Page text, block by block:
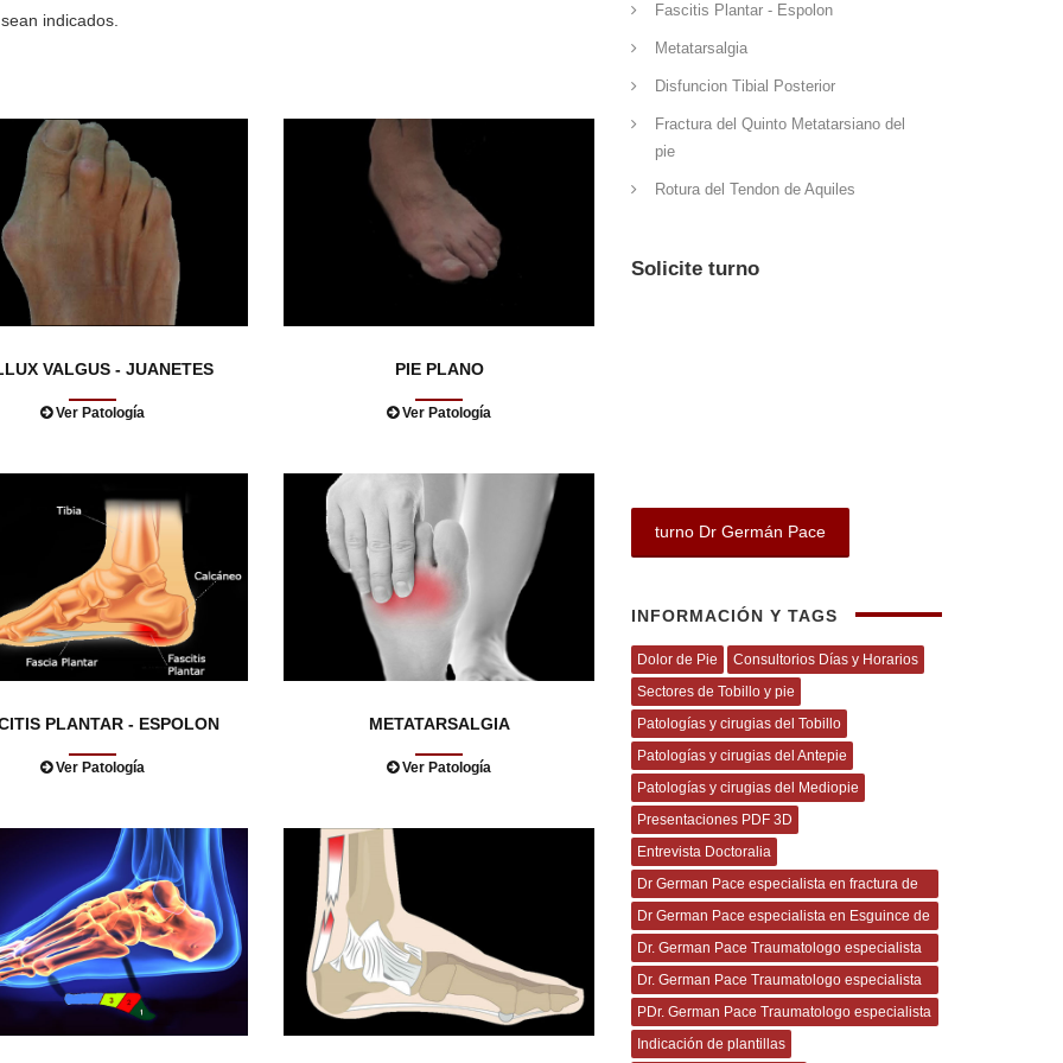
indicados.
VALGUS - JUANETES
Ver Patología
PIE PLANO
Ver Patología
PLANTAR - ESPOLON
Ver Patología
METATARSALGIA
Ver Patología
Fascitis Plantar - Espolon
Metatarsalgia
Disfuncion Tibial Posterior
Fractura del Quinto Metatarsiano del
pie
Rotura del Tendon de Aquiles
Solicite turno
turno Dr Germán Pace
INFORMACIÓN Y TAGS
Dolor de Pie
Consultorios Días y Horarios
Sectores de Tobillo y pie
Patologías y cirugias del Tobillo
Patologías y cirugias del Antepie
Patologías y cirugias del Mediopie
Presentaciones PDF 3D
Entrevista Doctoralia
Dr German Pace especialista en fractura de
Tobillo
Dr German Pace especialista en Esguince de
Tobillo
Dr. German Pace Traumatologo especialista
en Rotura del Tendon de Aquiles
Dr. German Pace Traumatologo especialista
en Juanetes
PDr. German Pace Traumatologo especialista
en Uña Encarnada
Indicación de plantillas